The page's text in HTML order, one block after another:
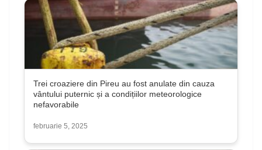
Trei croaziere din Pireu au fost anulate din cauza
vântului puternic și a condițiilor meteorologice
nefavorabile
februarie 5, 2025